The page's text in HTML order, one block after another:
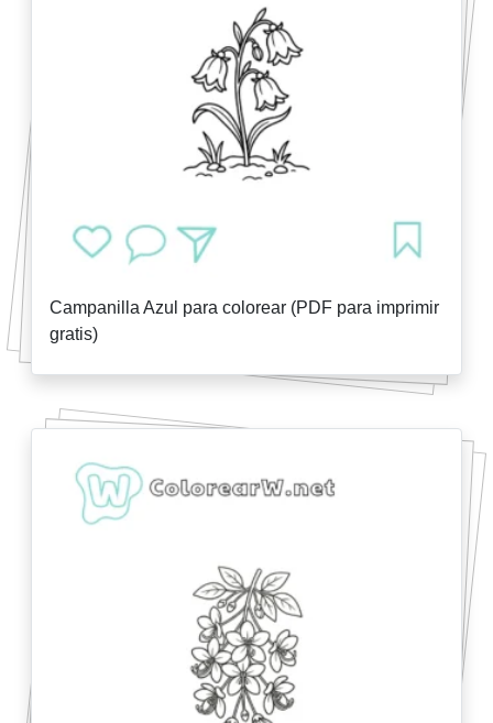
Campanilla Azul para colorear (PDF para imprimir
gratis)